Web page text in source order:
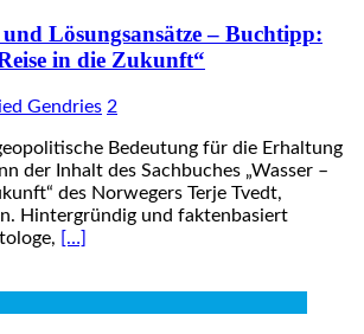
Lösungsansätze – Buchtipp:
in die Zukunft“
Gendries 2
Bedeutung für die Erhaltung
der Inhalt des Sachbuches „Wasser –
des Norwegers Terje Tvedt,
Hintergründig und faktenbasiert
[…]